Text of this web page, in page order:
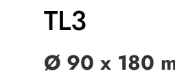
TL3
Ø 90 x 180